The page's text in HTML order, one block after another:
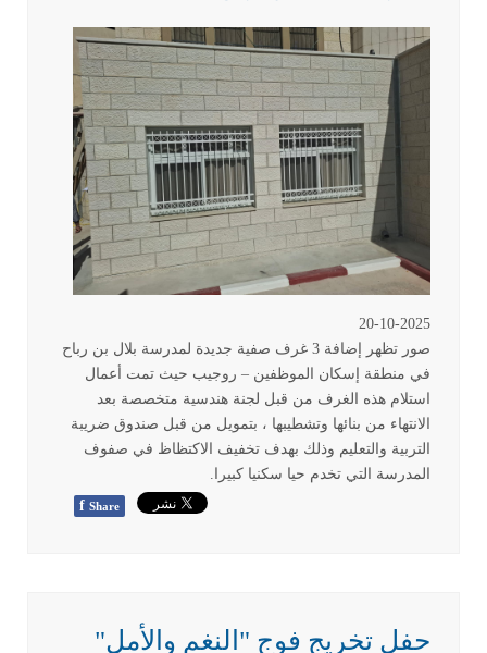
20-10-2025
صور تظهر إضافة 3 غرف صفية جديدة لمدرسة بلال بن رباح
في منطقة إسكان الموظفين – روجيب حيث تمت أعمال
استلام هذه الغرف من قبل لجنة هندسية متخصصة بعد
الانتهاء من بنائها وتشطيبها ، بتمويل من قبل صندوق ضريبة
التربية والتعليم وذلك بهدف تخفيف الاكتظاظ في صفوف
المدرسة التي تخدم حيا سكنيا كبيرا .
f Share
حفل تخريج فوج "النغم والأمل"